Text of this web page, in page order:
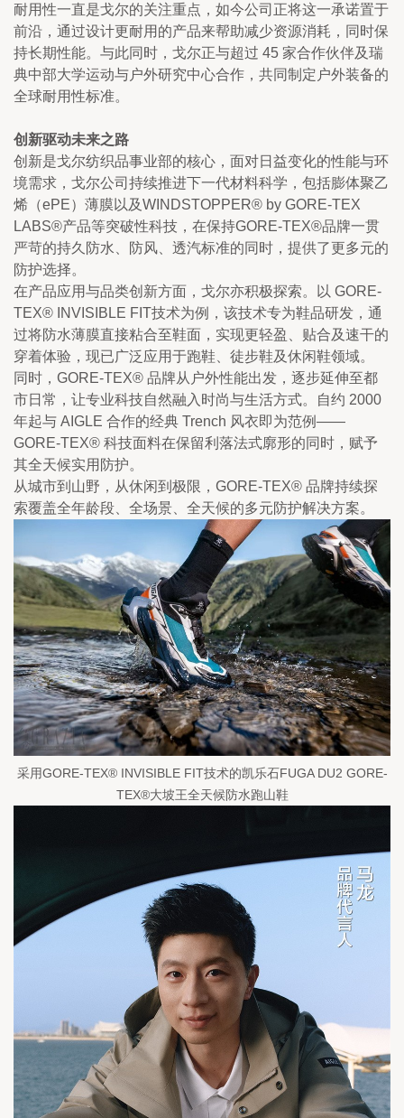
耐用性一直是戈尔的关注重点，如今公司正将这一承诺置于
前沿，通过设计更耐用的产品来帮助减少资源消耗，同时保
持长期性能。与此同时，戈尔正与超过 45 家合作伙伴及瑞
典中部大学运动与户外研究中心合作，共同制定户外装备的
全球耐用性标准。
创新驱动未来之路
创新是戈尔纺织品事业部的核心，面对日益变化的性能与环
境需求，戈尔公司持续推进下一代材料科学，包括膨体聚乙
烯（ePE）薄膜以及WINDSTOPPER® by GORE-TEX
LABS®产品等突破性科技，在保持GORE-TEX®品牌一贯
严苛的持久防水、防风、透汽标准的同时，提供了更多元的
防护选择。
在产品应用与品类创新方面，戈尔亦积极探索。以 GORE-
TEX® INVISIBLE FIT技术为例，该技术专为鞋品研发，通
过将防水薄膜直接粘合至鞋面，实现更轻盈、贴合及速干的
穿着体验，现已广泛应用于跑鞋、徒步鞋及休闲鞋领域。
同时，GORE-TEX® 品牌从户外性能出发，逐步延伸至都
市日常，让专业科技自然融入时尚与生活方式。自约 2000
年起与 AIGLE 合作的经典 Trench 风衣即为范例——
GORE-TEX® 科技面料在保留利落法式廓形的同时，赋予
其全天候实用防护。
从城市到山野，从休闲到极限，GORE-TEX® 品牌持续探
索覆盖全年龄段、全场景、全天候的多元防护解决方案。
采用GORE-TEX® INVISIBLE FIT技术的凯乐石FUGA DU2 GORE-
TEX®大坡王全天候防水跑山鞋